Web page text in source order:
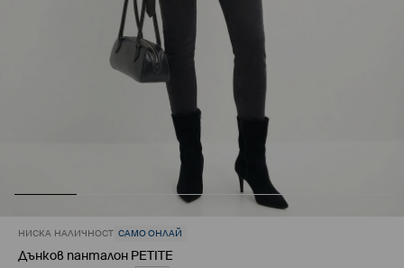
НИСКА НАЛИЧНОСТ САМО ОНЛАЙ
Дънков панталон PETITE